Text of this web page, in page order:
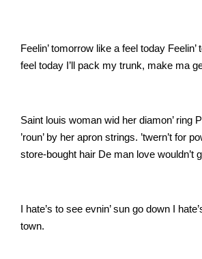
Feelin’ tomorrow like a feel today
feel today I’ll pack my trunk, make ma
Saint louis woman wid her diamon’ ring
’roun’ by her apron strings. ’twern’t for
store-bought hair De man love wouldn’t
I hate’s to see evnin’ sun go down I
town.